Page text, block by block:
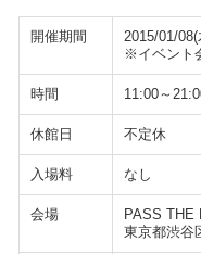
開催期間
2015/01/
※イベント
時間 11:00～
休館日 不定休
入場料 なし
会場
PASS THE
東京都渋谷